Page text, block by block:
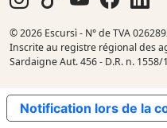
© 2026 Escursì - N° de TVA
Inscrite au registre régional des
Sardaigne Aut. 456 - D.R. n. 1558/
Notification lors de la